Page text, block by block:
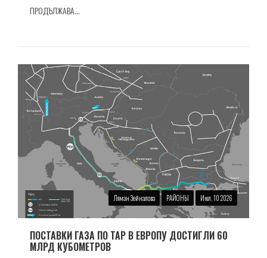
ПРОДЪЛЖАВА...
Ляман Зейналова РАЙОНЫ Июл. 10 2026
ПОСТАВКИ ГАЗА ПО TAP В ЕВРОПУ ДОСТИГЛИ 60
МЛРД КУБОМЕТРОВ